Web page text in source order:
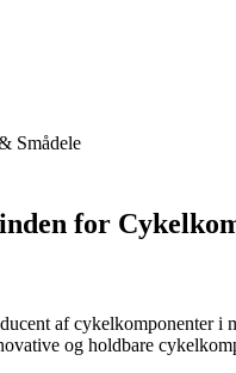
Smådele
for
af cykelkomponenter i
og holdbare